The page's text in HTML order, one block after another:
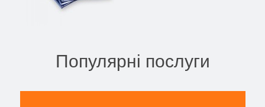
Популярні послуги